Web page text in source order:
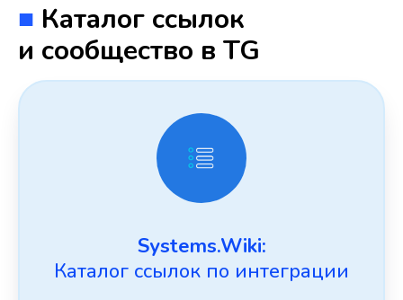
■ Каталог ссылок
и сообщество в TG
Systems.Wiki:
Каталог ссылок по интеграции